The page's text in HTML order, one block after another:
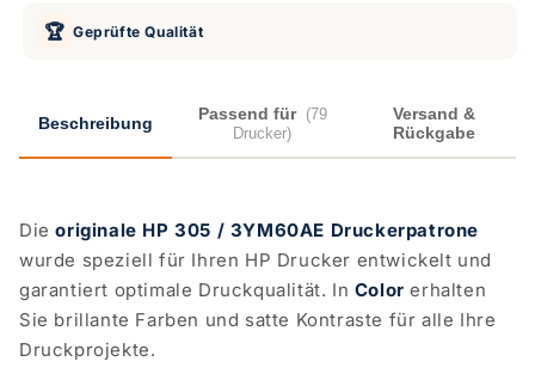
🏆 Geprüfte Qualität
Beschreibung Passend für (79
Drucker)
Versand &
Rückgabe
Dieoriginale HP 305 / 3YM60AE Druckerpatrone
wurde speziell für Ihren HP Drucker entwickelt und
garantiert optimale Druckqualität. In Color erhalten
Sie brillante Farben und satte Kontraste für alle Ihre
Druckprojekte.